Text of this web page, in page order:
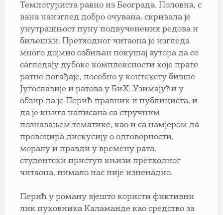
Темпотуриста равно из Београда. Половна, с
вана наизглед добро очувана, скривала је
унутрашњост пуну подвученених редова и
биљешки. Претходног читаоца је изгледа
много дојмио озбиљан покушај аутора да се
сагледају дубоке комплексности које прате
ратне догађаје, посебно у контексту бивше
Југославије и ратова у БиХ. Узимајући у
обзир да је Перић правник и публициста, и
да је књига написана са стручним
познавањем тематике, као и са намјером да
провоцира дискусију о одговорности,
моралу и правди у времену рата,
студентски приступ књизи претходног
читаоца, нимало нас није изненадио.
Перић у роману вјешто користи фиктивни
лик пуковника Каламанде као средство за